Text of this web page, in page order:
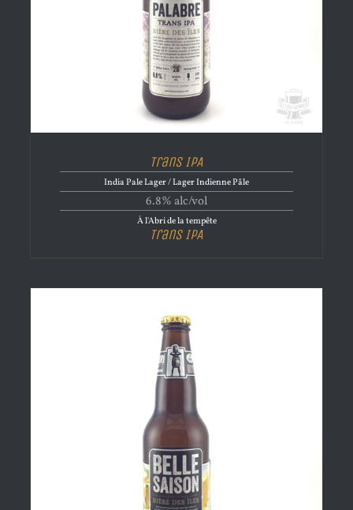
Trans IPA
India Pale Lager / Lager Indienne Pâle
6.8% alc/vol
À l'Abri de la tempête
Trans IPA